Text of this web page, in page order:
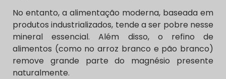
No entanto, a alimentação moderna, baseada em
produtos industrializados, tende a ser pobre nesse
mineral essencial. Além disso, o refino de
alimentos (como no arroz branco e pão branco)
remove grande parte do magnésio presente
naturalmente.